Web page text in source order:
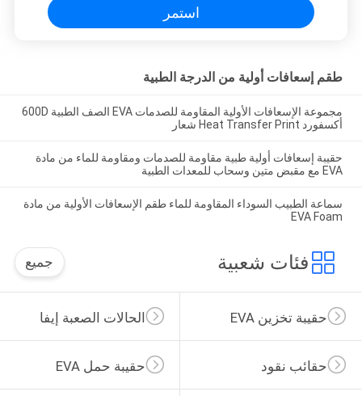
استمر
طقم إسعافات أولية من الدرجة الطبية
مجموعة الإسعافات الأولية المقاومة للصدمات EVA الصف الطبية 600D
أكسفورد Heat Transfer Print شعار
حقيبة إسعافات أولية طبية مقاومة للصدمات ومقاومة للماء من مادة
EVA مع مقبض متين وسحاب للمعدات الطبية
سماعة الطبيب السوداء المقاومة للماء طقم الإسعافات الأولية من مادة
EVA Foam
فئات شعبية جميع
الحالات الصعبة إيفا حقيبة تخزين EVA
حقيبة حمل EVA حقائب نقود